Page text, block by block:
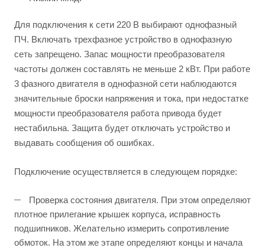
Для подключения к сети 220 В выбирают однофазный
ПЧ. Включать трехфазное устройство в однофазную
сеть запрещено. Запас мощности преобразователя
частоты должен составлять не меньше 2 кВт. При работе
3 фазного двигателя в однофазной сети наблюдаются
значительные броски напряжения и тока, при недостатке
мощности преобразователя работа привода будет
нестабильна. Защита будет отключать устройство и
выдавать сообщения об ошибках.
Подключение осуществляется в следующем порядке:
Проверка состояния двигателя. При этом определяют
плотное прилегание крышек корпуса, исправность
подшипников. Желательно измерить сопротивление
обмоток. На этом же этапе определяют концы и начала